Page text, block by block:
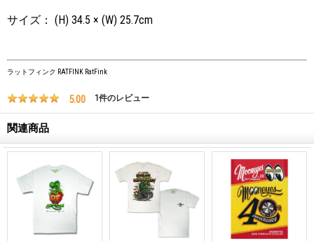
サイズ： (H) 34.5 × (W) 25.7cm
ラットフィンク RATFINK RatFink
5.00 1件のレビュー
関連商品